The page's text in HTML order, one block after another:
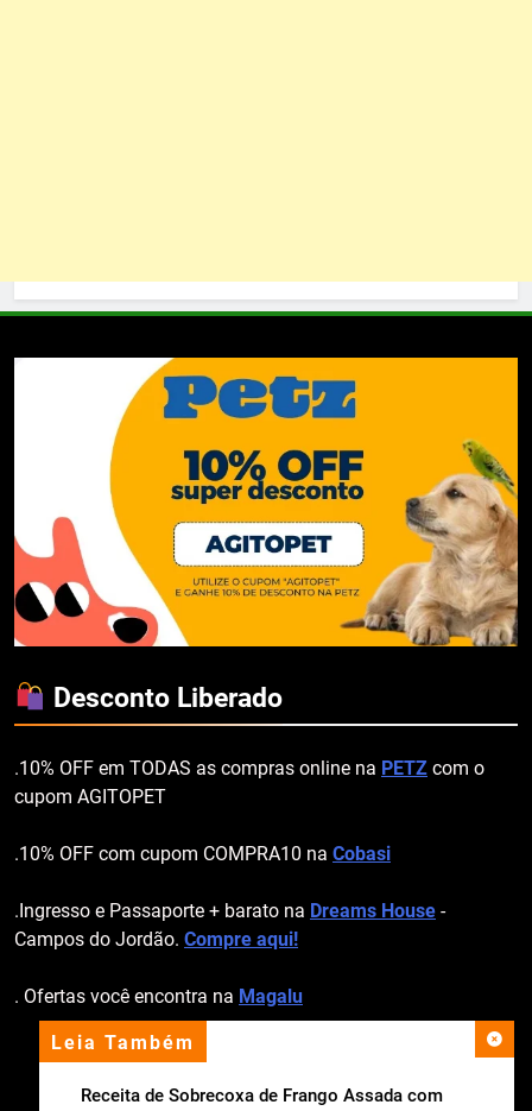
Leia Também
Receita de Sobrecoxa de Frango Assada com
Desconto Liberado
.10% OFF em TODAS as compras online na PETZ com o
cupom AGITOPET
.10% OFF com cupom COMPRA10 na Cobasi
.Ingresso e Passaporte + barato na Dreams House -
Campos do Jordão. Compre aqui!
. Ofertas você encontra na Magalu
apoio institucional